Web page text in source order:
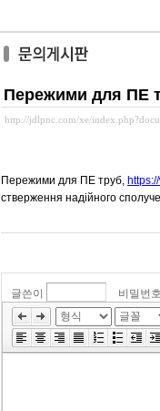
Пережими для ПЕ
http://jdlpnc.com/xe/
Пережими для ПЕ труб,
стверження надійного
글쓴이
비밀번
편
도